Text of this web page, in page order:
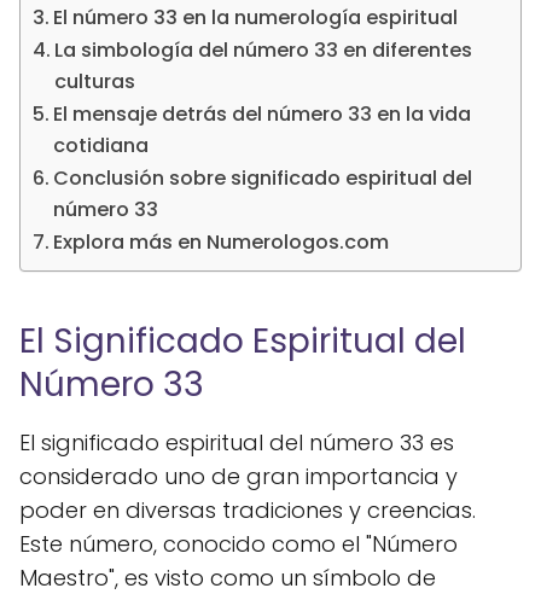
El número 33 en la numerología espiritual
La simbología del número 33 en diferentes
culturas
El mensaje detrás del número 33 en la vida
cotidiana
Conclusión sobre significado espiritual del
número 33
Explora más en Numerologos.com
El Significado Espiritual del
Número 33
El significado espiritual del número 33 es
considerado uno de gran importancia y
poder en diversas tradiciones y creencias.
Este número, conocido como el "Número
Maestro", es visto como un símbolo de